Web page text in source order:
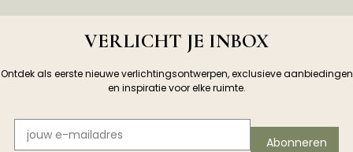
VERLICHT JE INBOX
Ontdek als eerste nieuwe verlichtingsontwerpen, exclusieve aanbiedingen
en inspiratie voor elke ruimte.
Abonneren